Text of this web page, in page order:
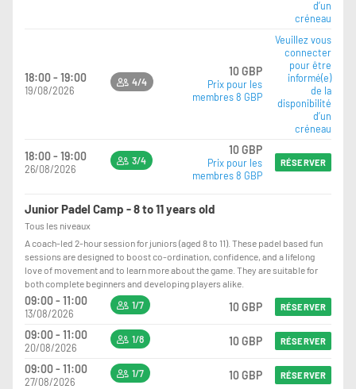
d’un
créneau
18:00 - 19:00
19/08/2026
4/4
10 GBP
Prix pour les
membres 8 GBP
Veuillez vous
connecter
pour être
informé(e)
de la
disponibilité
d’un
créneau
18:00 - 19:00
26/08/2026
3/4
10 GBP
Prix pour les
membres 8 GBP
RÉSERVER
Junior Padel Camp - 8 to 11 years old
Tous les niveaux
A coach-led 2-hour session for juniors (aged 8 to 11). These padel based fun
sessions are designed to boost co-ordination, confidence, and a lifelong
love of movement and to learn more about the game. They are suitable for
both complete beginners and developing players alike.
09:00 - 11:00
13/08/2026
1/7 10 GBP RÉSERVER
09:00 - 11:00
20/08/2026
1/8 10 GBP RÉSERVER
09:00 - 11:00
27/08/2026
1/7 10 GBP RÉSERVER